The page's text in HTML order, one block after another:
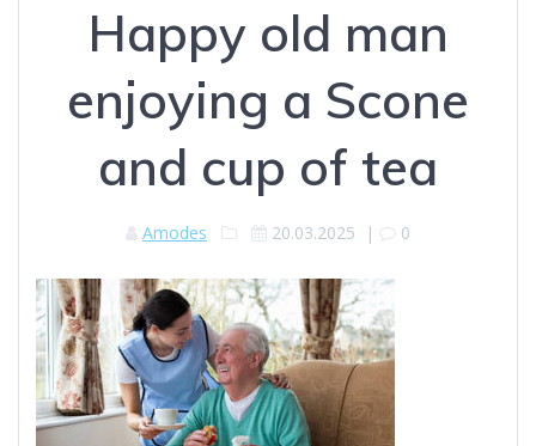
Happy old man
enjoying a Scone
and cup of tea
Amodes 20.03.2025 | 0